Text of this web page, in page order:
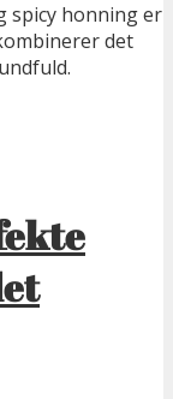
spicy honning er
det